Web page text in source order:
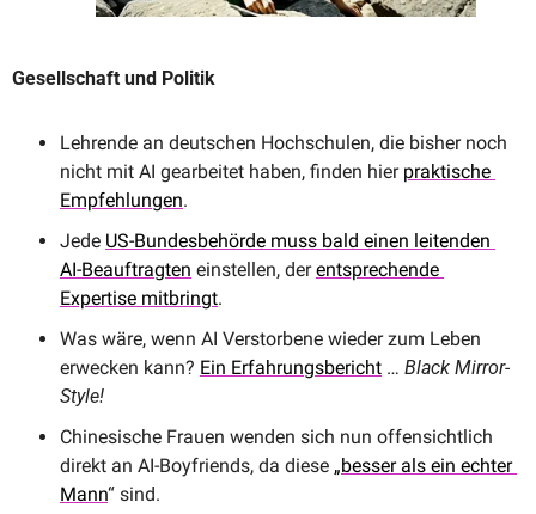
Gesellschaft und Politik
Lehrende an deutschen Hochschulen, die bisher noch
nicht mit AI gearbeitet haben, finden hier praktische
Empfehlungen.
Jede US-Bundesbehörde muss bald einen leitenden
AI-Beauftragten einstellen, der entsprechende
Expertise mitbringt.
Was wäre, wenn AI Verstorbene wieder zum Leben
erwecken kann? Ein Erfahrungsbericht … Black Mirror-
Style!
Chinesische Frauen wenden sich nun offensichtlich
direkt an AI-Boyfriends, da diese „besser als ein echter
Mann“ sind.